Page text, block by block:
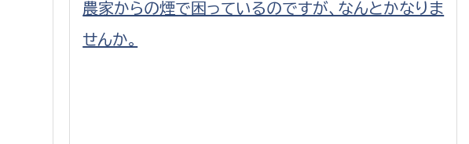
農家からの煙で困っているのですが、なんとかなりま
せんか。